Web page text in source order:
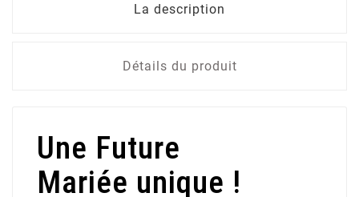
La description
Détails du produit
Une Future
Mariée unique !